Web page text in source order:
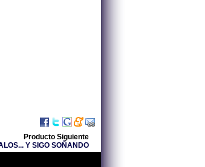
Producto Siguiente
Y SIGO SOÑANDO